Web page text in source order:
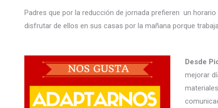
Padres que por la reducción de jornada prefieren un
disfrutar de ellos en sus casas por la mañana porque
Desde
mejorar